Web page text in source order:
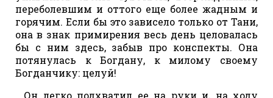
переболевшим и оттого еще более жадным и
горячим. Если бы это зависело только от Тани,
она в знак примирения весь день целовалась
бы с ним здесь, забыв про конспекты. Она
потянулась к Богдану, к милому своему
Богданчику: целуй!
Он легко подхватил ее на руки и, на ходу